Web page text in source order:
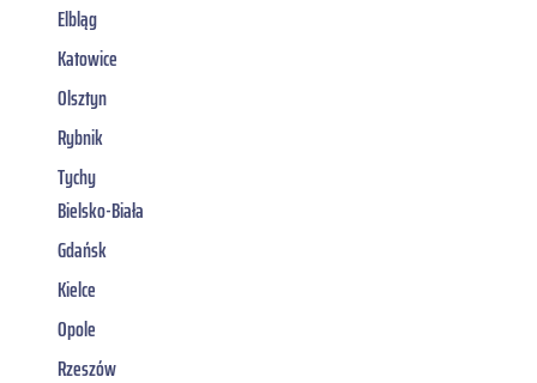
Elbląg
Katowice
Olsztyn
Rybnik
Tychy
Bielsko-Biała
Gdańsk
Kielce
Opole
Rzeszów